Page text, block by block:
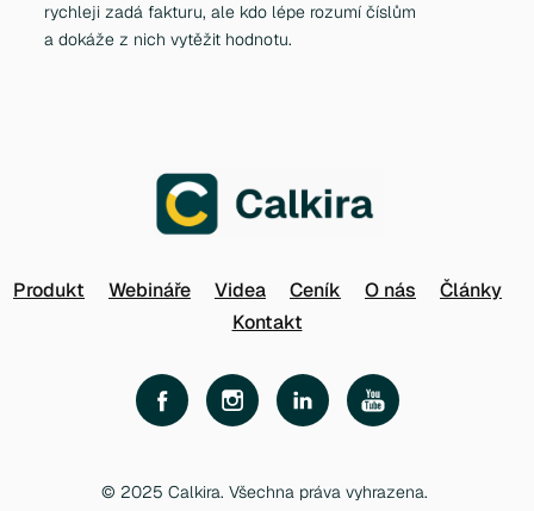
rychleji zadá fakturu, ale kdo lépe rozumí číslům
a dokáže z nich vytěžit hodnotu.
Produkt Webináře Videa Ceník O nás
Články
Kontakt
© 2025 Calkira. Všechna práva vyhrazena.